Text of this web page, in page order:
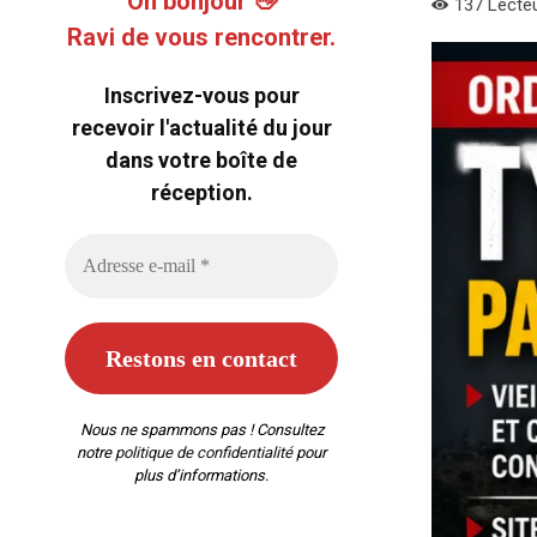
Ravi de vous rencontrer.
Inscrivez-vous pour
recevoir l'actualité du jour
dans votre boîte de
réception.
Nous ne spammons pas ! Consultez
notre politique de confidentialitépour
plus d’informations.
137